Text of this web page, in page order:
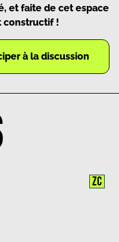
et faite de cet espace
constructif !
à la discussion
ZC